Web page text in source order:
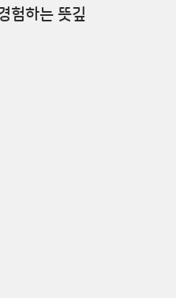
험하는 뜻깊